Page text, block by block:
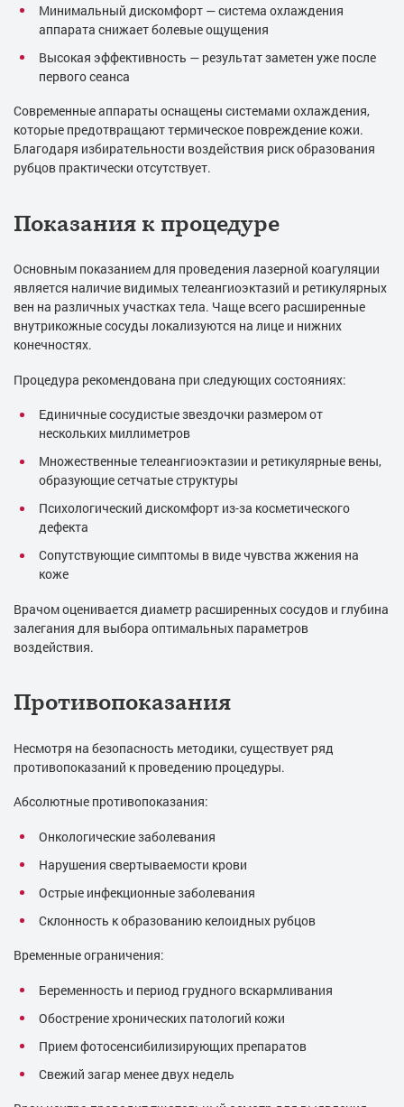
Минимальный дискомфорт — система охлаждения
аппарата снижает болевые ощущения
Высокая эффективность — результат заметен уже после
первого сеанса
Современные аппараты оснащены системами охлаждения,
которые предотвращают термическое повреждение кожи.
Благодаря избирательности воздействия риск образования
рубцов практически отсутствует.
Показания к процедуре
Основным показанием для проведения лазерной коагуляции
является наличие видимых телеангиоэктазий и ретикулярных
вен на различных участках тела. Чаще всего расширенные
внутрикожные сосуды локализуются на лице и нижних
конечностях.
Процедура рекомендована при следующих состояниях:
Единичные сосудистые звездочки размером от
нескольких миллиметров
Множественные телеангиоэктазии и ретикулярные вены,
образующие сетчатые структуры
Психологический дискомфорт из-за косметического
дефекта
Сопутствующие симптомы в виде чувства жжения на
коже
Врачом оценивается диаметр расширенных сосудов и глубина
залегания для выбора оптимальных параметров
воздействия.
Противопоказания
Несмотря на безопасность методики, существует ряд
противопоказаний к проведению процедуры.
Абсолютные противопоказания:
Онкологические заболевания
Нарушения свертываемости крови
Острые инфекционные заболевания
Склонность к образованию келоидных рубцов
Временные ограничения:
Беременность и период грудного вскармливания
Обострение хронических патологий кожи
Прием фотосенсибилизирующих препаратов
Свежий загар менее двух недель